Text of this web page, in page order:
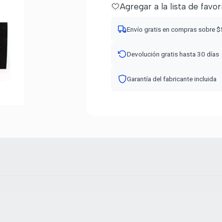
Agregar a la lista de
Envío gratis en compras sobre
Devolución gratis hasta 30 días
Garantía del fabricante incluida